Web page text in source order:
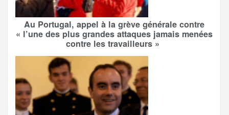
Au Portugal, appel à la grève générale contre
« l’une des plus grandes attaques jamais menées
contre les travailleurs »